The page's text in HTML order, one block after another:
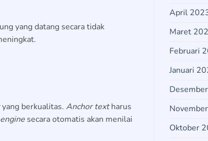
yang datang secara tidak
yang berkualitas. Anchor textharus
secara otomatis akan menilai
April
Maret
Februari
Januari
Oktober